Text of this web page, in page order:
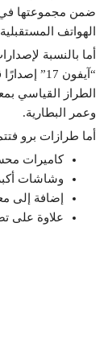
الهواتف
أما بالنسبة
“آيفون
الطراز القياسي
وعمر البطارية.
أما طرازات برو
كاميرات
وشاشات
إضافة إلى
علاوة على